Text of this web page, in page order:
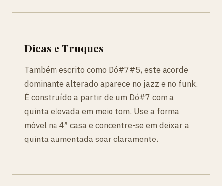
Dicas e Truques
Também escrito como Dó#7#5, este acorde
dominante alterado aparece no jazz e no funk.
É construído a partir de um Dó#7 com a
quinta elevada em meio tom. Use a forma
móvel na 4ª casa e concentre-se em deixar a
quinta aumentada soar claramente.